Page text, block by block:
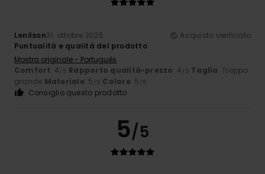
Lenilson31. ottobre 2025
Acquisto verificato
Puntualità e qualità del prodotto
Mostra originale - Português
Comfort: 4/5 Rapporto qualità-prezzo: 4/5 Taglia: Troppo
grande Materiale: 5 /5 Colore: 5 /5
Consiglio questo prodotto
5/5